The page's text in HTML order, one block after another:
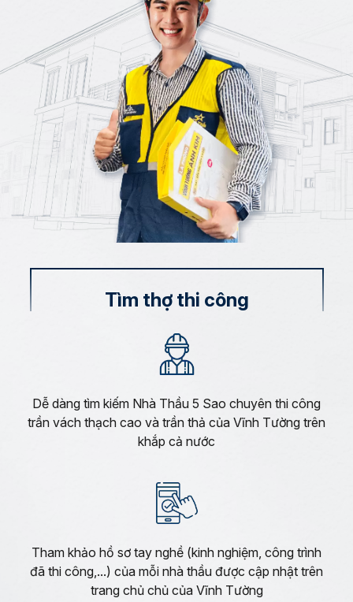
Tìm thợ thi công
Dễ dàng tìm kiếm Nhà Thầu 5 Sao chuyên thi công
trần vách thạch cao và trần thả của Vĩnh Tường trên
khắp cả nước
Tham khảo hồ sơ tay nghề (kinh nghiệm, công trình
đã thi công,...) của mỗi nhà thầu được cập nhật trên
trang chủ chủ của Vĩnh Tường